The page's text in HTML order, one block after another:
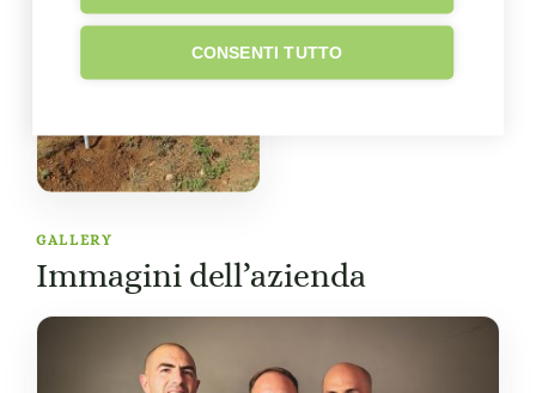
GALLERY
Immagini dell’azienda
CONSENTI TUTTO